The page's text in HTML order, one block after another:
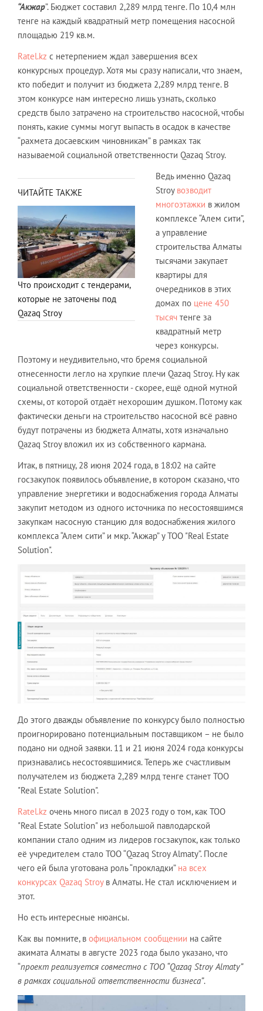
“Акжар”. Бюджет составил 2,289 млрд тенге. По 10,4 млн
тенге на каждый квадратный метр помещения насосной
площадью 219 кв.м.
Ratel.kz с нетерпением ждал завершения всех
конкурсных процедур. Хотя мы сразу написали, что знаем,
кто победит и получит из бюджета 2,289 млрд тенге. В
этом конкурсе нам интересно лишь узнать, сколько
средств было затрачено на строительство насосной, чтобы
понять, какие суммы могут выпасть в осадок в качестве
“рахмета досаевским чиновникам” в рамках так
называемой социальной ответственности Qazaq Stroy.
ЧИТАЙТЕ ТАКЖЕ
Что происходит с тендерами,
которые не заточены под
Qazaq Stroy
Ведь именно Qazaq
Stroy возводит
многоэтажки в жилом
комплексе “Алем сити”,
а управление
строительства Алматы
тысячами закупает
квартиры для
очередников в этих
домах по цене 450
тысяч тенге за
квадратный метр
через конкурсы.
Поэтому и неудивительно, что бремя социальной
отнесенности легло на хрупкие плечи Qazaq Stroy. Ну как
социальной ответственности - скорее, ещё одной мутной
схемы, от которой отдаёт нехорошим душком. Потому как
фактически деньги на строительство насосной всё равно
будут потрачены из бюджета Алматы, хотя изначально
Qazaq Stroy вложил их из собственного кармана.
Итак, в пятницу, 28 июня 2024 года, в 18:02 на сайте
госзакупок появилось объявление, в котором сказано, что
управление энергетики и водоснабжения города Алматы
закупит методом из одного источника по несостоявшимся
закупкам насосную станцию для водоснабжения жилого
комплекса “Алем сити” и мкр. “Акжар” у ТОО "Real Estate
Solution".
До этого дважды объявление по конкурсу было полностью
проигнорировано потенциальным поставщиком – не было
подано ни одной заявки. 11 и 21 июня 2024 года конкурсы
признавались несостоявшимися. Теперь же счастливым
получателем из бюджета 2,289 млрд тенге станет ТОО
"Real Estate Solution".
Ratel.kz очень много писал в 2023 году о том, как ТОО
"Real Estate Solution" из небольшой павлодарской
компании стало одним из лидеров госзакупок, как только
её учредителем стало ТОО “Qazaq Stroy Almaty”. После
чего ей была уготована роль “прокладки” на всех
конкурсах Qazaq Stroyв Алматы. Не стал исключением и
этот.
Но есть интересные нюансы.
Как вы помните, в официальном сообщении на сайте
акимата Алматы в августе 2023 года было указано, что
“проект реализуется совместно с ТОО “Qazaq Stroy Almaty”
в рамках социальной ответственности бизнеса”.